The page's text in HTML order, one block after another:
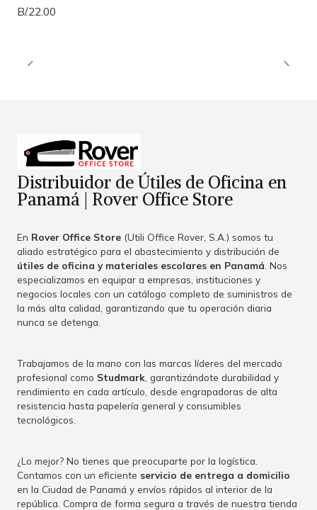
B/.22.00
Distribuidor de Útiles de Oficina en
Panamá | Rover Office Store
En Rover Office Store (Utili Office Rover, S.A.) somos tu
aliado estratégico para el abastecimiento y distribución de
útiles de oficina y materiales escolares en Panamá . Nos
especializamos en equipar a empresas, instituciones y
negocios locales con un catálogo completo de suministros de
la más alta calidad, garantizando que tu operación diaria
nunca se detenga.
Trabajamos de la mano con las marcas líderes del mercado
profesional como Studmark , garantizándote durabilidad y
rendimiento en cada artículo, desde engrapadoras de alta
resistencia hasta papelería general y consumibles
tecnológicos.
¿Lo mejor? No tienes que preocuparte por la logística.
Contamos con un eficiente servicio de entrega a domicilio
en la Ciudad de Panamá y envíos rápidos al interior de la
república. Compra de forma segura a través de nuestra tienda